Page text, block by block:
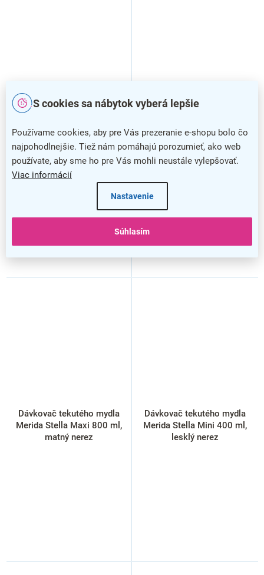
S cookies sa nábytok vyberá lepšie
Používame cookies, aby pre Vás prezeranie e-shopu bolo čo
najpohodlnejšie. Tiež nám pomáhajú porozumieť, ako web
používate, aby sme ho pre Vás mohli neustále vylepšovať.
Viac informácií
Nastavenie
Súhlasím
Dávkovač penového mydla
Stella R10 Advanced, vklady,
matný nerez
Dávkovač tekutého mydla
Merida Stella Maxi 800 ml,
lesklý nerez
Dávkovač tekutého mydla
Merida Stella Maxi 800 ml,
matný nerez
Dávkovač tekutého mydla
Merida Stella Mini 400 ml,
lesklý nerez